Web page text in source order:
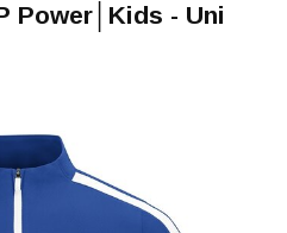
Power│Kids - Uni